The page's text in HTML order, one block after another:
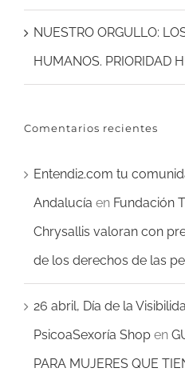
NUESTRO ORGULLO:
HUMANOS. PRIORIDAD
Comentarios recientes
Entendi2.com tu
Andalucía en Fundación
Chrysallis valoran con
de los derechos de las
26 abril, Día de la
PsicoaSexoría Shop en
PARA MUJERES QUE